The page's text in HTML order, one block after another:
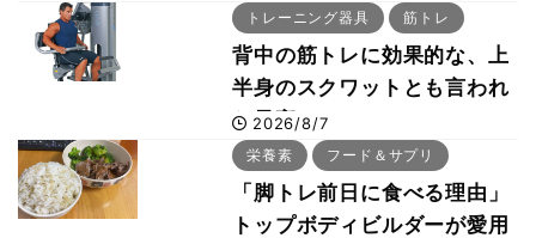
事・睡眠・呼吸の整え方
トレーニング器具 筋トレ
背中の筋トレに効果的な、上
半身のスクワットとも言われ
た最高マシン“ノーチラス・
プルオーバーマシン”とは？
2026/8/7
栄養素 フード＆サプリ
「脚トレ前日に食べる理由」
トップボディビルダーが愛用